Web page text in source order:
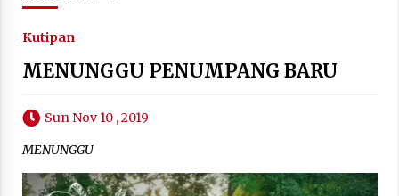
Kutipan
MENUNGGU PENUMPANG BARU
Sun Nov 10 , 2019
MENUNGGU